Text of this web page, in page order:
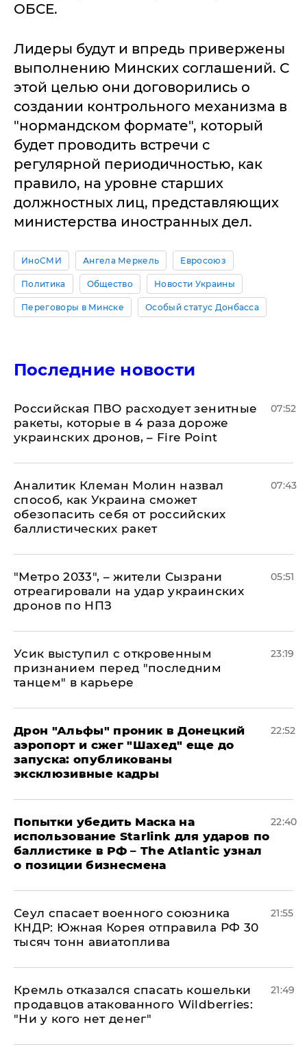
ОБСЕ.
Лидеры будут и впредь привержены
выполнению Минских соглашений. С
этой целью они договорились о
создании контрольного механизма в
"нормандском формате", который
будет проводить встречи с
регулярной периодичностью, как
правило, на уровне старших
должностных лиц, представляющих
министерства иностранных дел.
ИноСМИ Ангела Меркель Евросоюз
Политика Общество Новости Украины
Переговоры в Минске Особый статус Донбасса
Последние новости
Российская ПВО расходует зенитные
ракеты, которые в 4 раза дороже
украинских дронов, – Fire Point
07:52
Аналитик Клеман Молин назвал
способ, как Украина сможет
обезопасить себя от российских
баллистических ракет
07:43
"Метро 2033", – жители Сызрани
отреагировали на удар украинских
дронов по НПЗ
05:51
Усик выступил с откровенным
признанием перед "последним
танцем" в карьере
23:19
Дрон "Альфы" проник в Донецкий
аэропорт и сжег "Шахед" еще до
запуска: опубликованы
эксклюзивные кадры
22:52
Попытки убедить Маска на
использование Starlink для ударов по
баллистике в РФ – The Atlantic узнал
о позиции бизнесмена
22:40
​Сеул спасает военного союзника
КНДР: Южная Корея отправила РФ 30
тысяч тонн авиатоплива
21:55
Кремль отказался спасать кошельки
продавцов атакованного Wildberries:
"Ни у кого нет денег"
21:49